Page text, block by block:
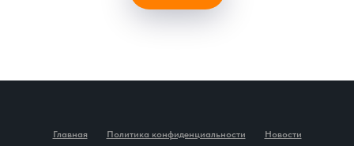
Главная Политика конфиденциальности
Новости